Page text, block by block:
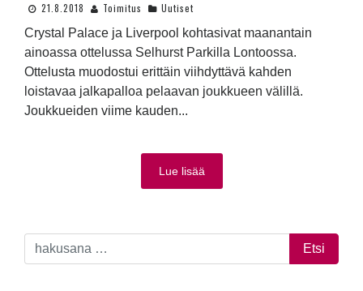
21.8.2018 Toimitus Uutiset
Crystal Palace ja Liverpool kohtasivat maanantain
ainoassa ottelussa Selhurst Parkilla Lontoossa.
Ottelusta muodostui erittäin viihdyttävä kahden
loistavaa jalkapalloa pelaavan joukkueen välillä.
Joukkueiden viime kauden...
Lue lisää